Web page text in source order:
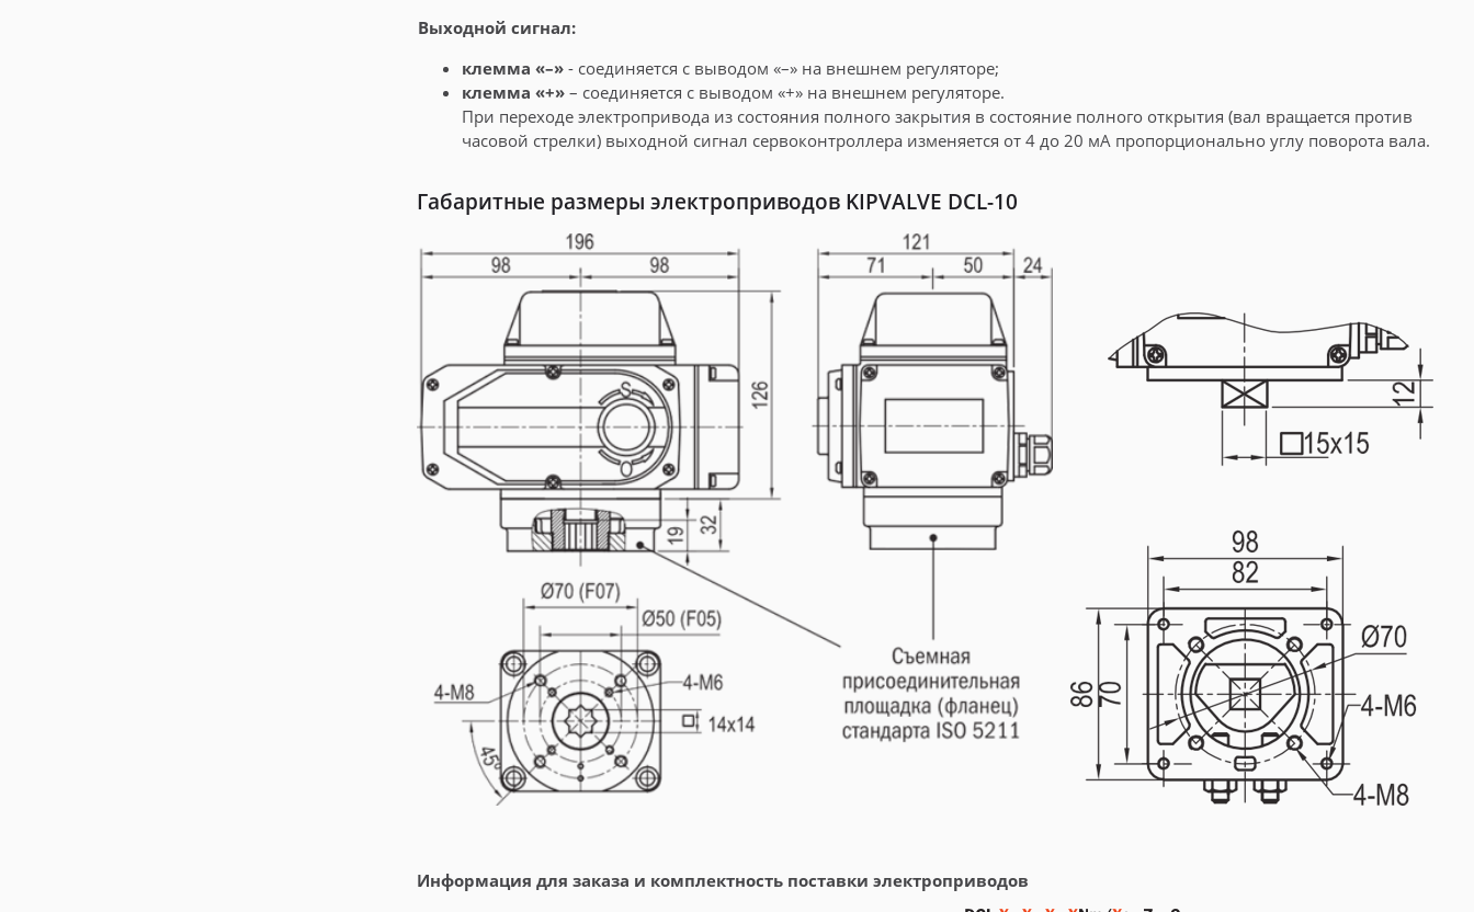
Выходной сигнал:
клемма «–» - соединяется с выводом «–» на внешнем регуляторе;
клемма «+» – соединяется с выводом «+» на внешнем регуляторе.
При переходе электропривода из состояния полного закрытия в состояние полного открытия (вал вращается против
часовой стрелки) выходной сигнал сервоконтроллера изменяется от 4 до 20 мА пропорционально углу поворота вала.
Габаритные размеры электроприводов KIPVALVE DCL-10
Информация для заказа и комплектность поставки электроприводов